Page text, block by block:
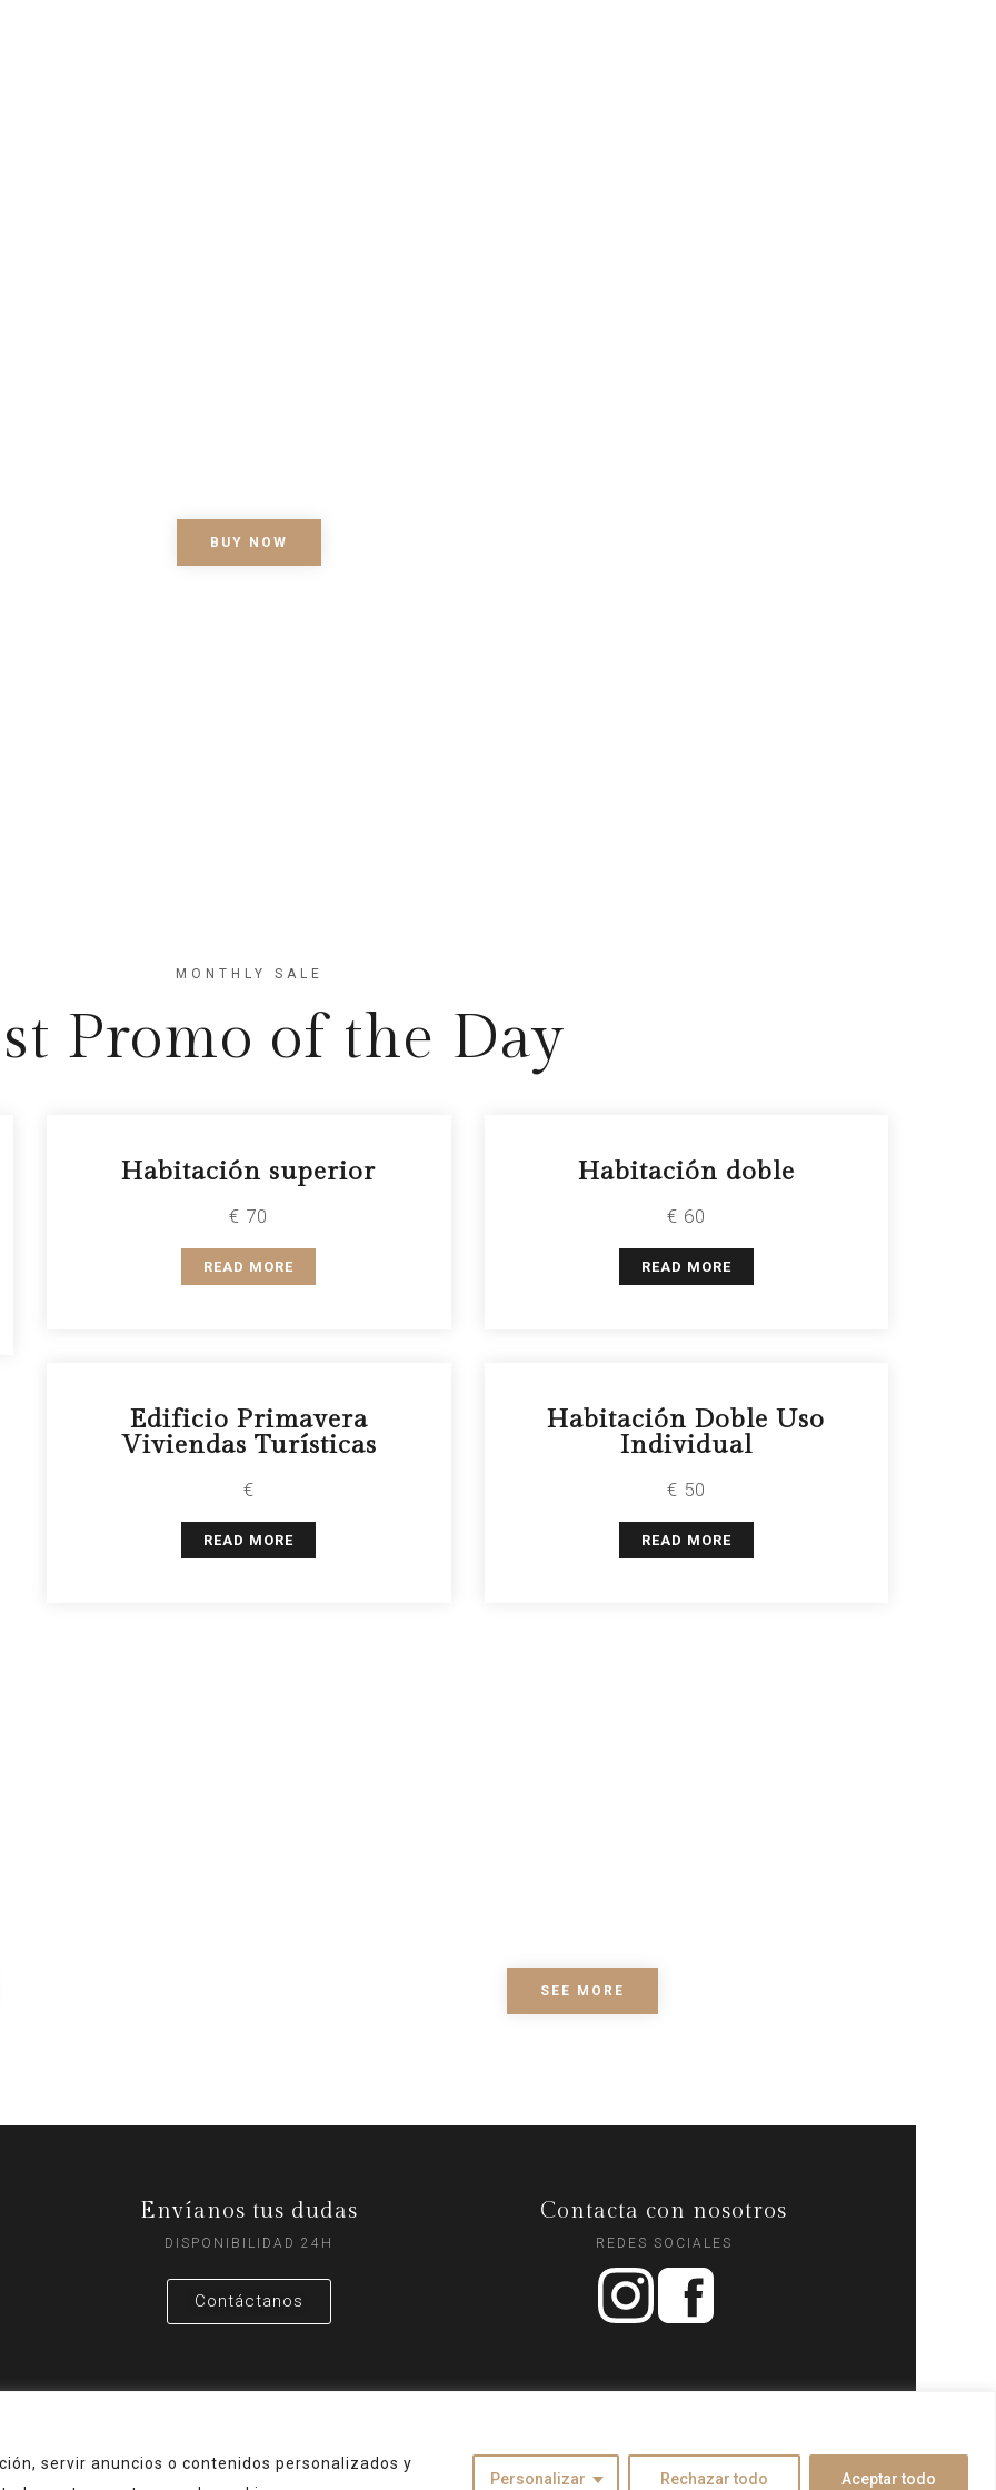
servir anuncios o contenidos personalizados y
Personalizar Rechazar todo Aceptar todo
BUY NOW
MONTHLY SALE
Promo of the Day
Habitación superior
€ 70
READ MORE
Habitación doble
€ 60
READ MORE
Edificio Primavera
Viviendas Turísticas
€
READ MORE
Habitación Doble Uso
Individual
€ 50
READ MORE
SEE MORE
Envíanos tus dudas
DISPONIBILIDAD 24H
Contáctanos
Contacta con nosotros
REDES SOCIALES
Aviso Legal